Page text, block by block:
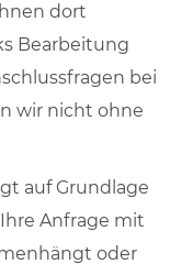
dort
Bearbeitung
bei
wir nicht ohne
auf Grundlage
Ihre Anfrage mit
oder